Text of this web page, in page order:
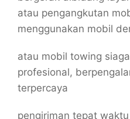
atau pengangkutan
menggunakan mobil
atau mobil towing
profesional,
terpercaya
pengiriman tepat